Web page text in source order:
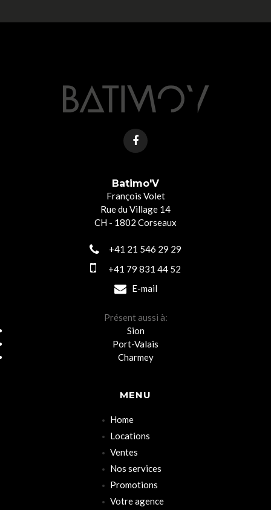
MENU
Home
Locations
Ventes
Nos services
Promotions
Votre agence
Batimo'V
François Volet
Rue du Village 14
CH - 1802 Corseaux
+41 21 546 29 29
+41 79 831 44 52
E-mail
Présent aussi à:
Sion
Port-Valais
Charmey